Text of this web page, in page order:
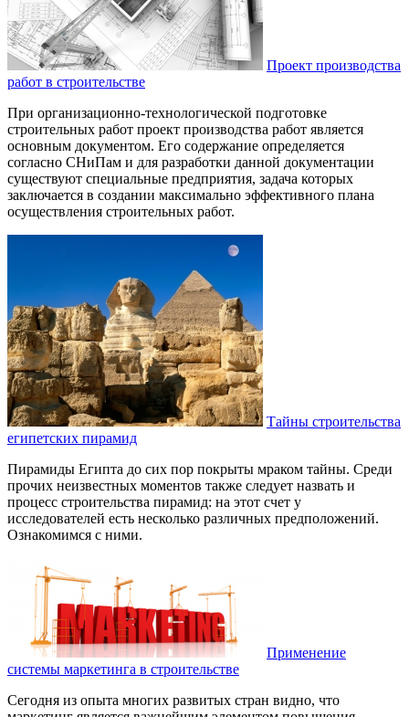
Проект производства
работ в строительстве
При организационно-технологической подготовке
строительных работ проект производства работ является
основным документом. Его содержание определяется
согласно СНиПам и для разработки данной документации
существуют специальные предприятия, задача которых
заключается в создании максимально эффективного плана
осуществления строительных работ.
Тайны строительства
египетских пирамид
Пирамиды Египта до сих пор покрыты мраком тайны. Среди
прочих неизвестных моментов также следует назвать и
процесс строительства пирамид: на этот счет у
исследователей есть несколько различных предположений.
Ознакомимся с ними.
Применение
системы маркетинга в строительстве
Сегодня из опыта многих развитых стран видно, что